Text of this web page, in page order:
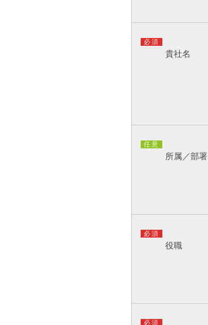
必須
貴社名
任意
所属／部署
必須
役職
必須